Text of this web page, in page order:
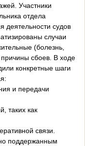
Участники
отдела
деятельности судов
случаи
(болезнь,
сбоев. В ходе
конкретные шаги
и передачи
таких как
связи.
поддержанным